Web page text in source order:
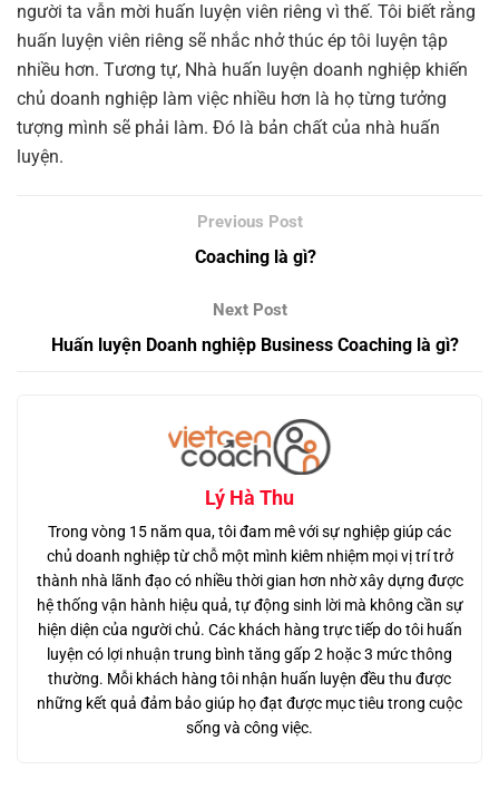
người ta vẫn mời huấn luyện viên riêng vì thế. Tôi biết rằng
huấn luyện viên riêng sẽ nhắc nhở thúc ép tôi luyện tập
nhiều hơn. Tương tự, Nhà huấn luyện doanh nghiệp khiến
chủ doanh nghiệp làm việc nhiều hơn là họ từng tưởng
tượng mình sẽ phải làm. Đó là bản chất của nhà huấn
luyện.
Coaching là gì?
Huấn luyện Doanh nghiệp Business Coaching là gì?
Lý Hà Thu
Trong vòng 15 năm qua, tôi đam mê với sự nghiệp giúp các
chủ doanh nghiệp từ chỗ một mình kiêm nhiệm mọi vị trí trở
thành nhà lãnh đạo có nhiều thời gian hơn nhờ xây dựng được
hệ thống vận hành hiệu quả, tự động sinh lời mà không cần sự
hiện diện của người chủ. Các khách hàng trực tiếp do tôi huấn
luyện có lợi nhuận trung bình tăng gấp 2 hoặc 3 mức thông
thường. Mỗi khách hàng tôi nhận huấn luyện đều thu được
những kết quả đảm bảo giúp họ đạt được mục tiêu trong cuộc
sống và công việc.